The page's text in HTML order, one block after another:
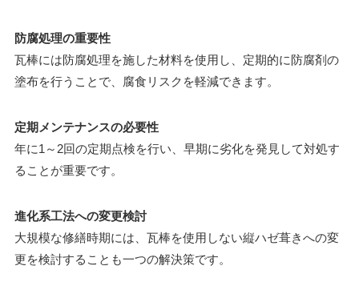
防腐処理の重要性
瓦棒には防腐処理を施した材料を使用し、定期的に防腐剤の
塗布を行うことで、腐食リスクを軽減できます。
定期メンテナンスの必要性
年に1～2回の定期点検を行い、早期に劣化を発見して対処す
ることが重要です。
進化系工法への変更検討
大規模な修繕時期には、瓦棒を使用しない縦ハゼ葺きへの変
更を検討することも一つの解決策です。